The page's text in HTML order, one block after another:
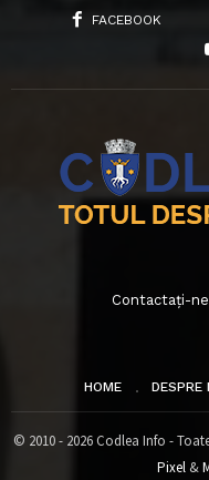
FACEBOOK
Contactați-
HOME DESPRE
© 2010 - 2026 Codlea Info -
Pixel&